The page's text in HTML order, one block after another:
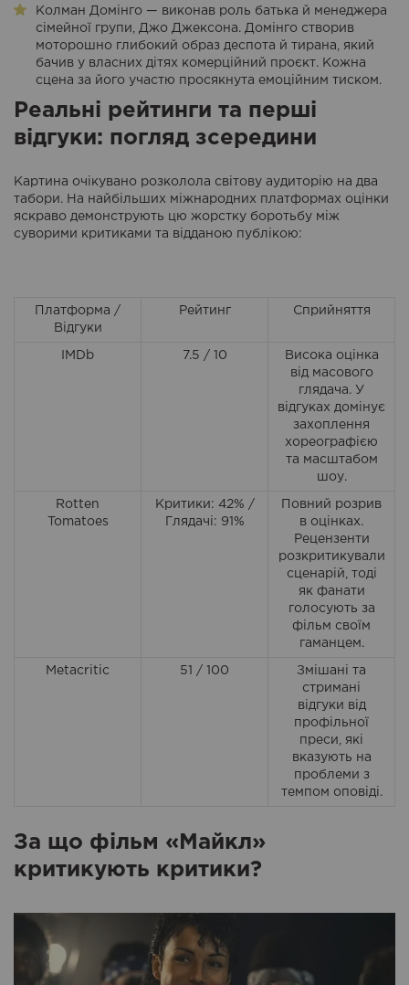
Колман Домінго — виконав роль батька й менеджера
сімейної групи, Джо Джексона. Домінго створив
моторошно глибокий образ деспота й тирана, який
бачив у власних дітях комерційний проєкт. Кожна
сцена за його участю просякнута емоційним тиском.
Реальні рейтинги та перші
відгуки: погляд зсередини
Картина очікувано розколола світову аудиторію на два
табори. На найбільших міжнародних платформах оцінки
яскраво демонструють цю жорстку боротьбу між
суворими критиками та відданою публікою:
Платформа /
Відгуки
Рейтинг Сприйняття
IMDb 7.5 / 10
Висока оцінка
від масового
глядача. У
відгуках домінує
захоплення
хореографією
та масштабом
шоу.
Rotten
Tomatoes
Критики: 42% /
Глядачі: 91%
Повний розрив
в оцінках.
Рецензенти
розкритикували
сценарій, тоді
як фанати
голосують за
фільм своїм
гаманцем.
Metacritic 51 / 100
Змішані та
стримані
відгуки від
профільної
преси, які
вказують на
проблеми з
темпом оповіді.
За що фільм «Майкл»
критикують критики?